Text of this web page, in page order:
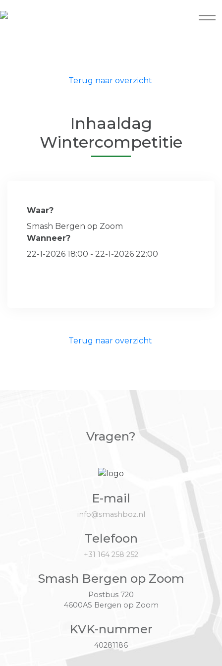
Terug naar overzicht
Inhaaldag
Wintercompetitie
Waar?
Smash Bergen op Zoom
Wanneer?
22-1-2026 18:00 - 22-1-2026 22:00
Terug naar overzicht
Vragen?
E-mail
info@smashboz.nl
Telefoon
+31 164 258 252
Smash Bergen op Zoom
Postbus 720
4600AS Bergen op Zoom
KVK-nummer
40281186